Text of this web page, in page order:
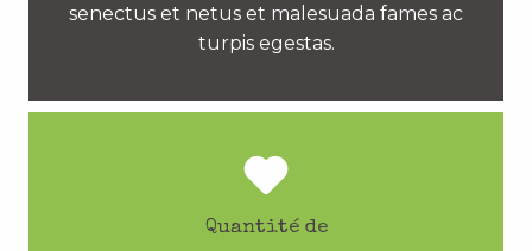
senectus et netus et malesuada fames ac
turpis egestas.
Quantité de